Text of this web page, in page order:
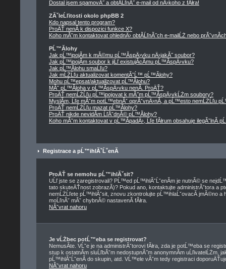
Dostal jsem spamovĂ˝ a obtĂ­ĹľnĂ˝ e-mail od nÄ›koho z fĂłra!
ZĂˇleĹľitosti okolo phpBB 2
Kdo napsal tento program?
ProÄŤ nenĂ­ k dispozici funkce X?
Koho mĂˇm kontaktovat ohlednÄ› obtĂ­ĹľnĂ˝ch e-mailĹŻ nebo
PĹ™Ă­lohy
Jak pĹ™ipojĂ­m k mĂ©mu pĹ™Ă­spÄ›vku nÄ›jakĂ˝ soubor?
Jak pĹ™ipojĂ­m soubor k jiĹľ existujĂ­cĂ­mu pĹ™Ă­spÄ›vku?
Jak pĹ™Ă­lohu smaĹľu?
Jak mĹŻĹľu aktualizovat komentĂˇĹ™ pĹ™Ă­lohy?
Mohu pĹ™epsat/aktualizovat pĹ™Ă­lohu?
MĂˇ pĹ™Ă­loha v pĹ™Ă­spÄ›vku nenĂ­. ProÄŤ?
ProÄŤ nemĹŻĹľu pĹ™ipojovat k mĂ˝m pĹ™Ă­spÄ›vkĹŻm soubory?
MyslĂ­m, Ĺľe mĂˇm potĹ™ebnĂˇ oprĂˇvnÄ›nĂ­, a pĹ™esto nemĹŻĹľu
ProÄŤ nemĹŻĹľu mazat pĹ™Ă­lohy?
ProÄŤ nikde nevidĂ­m ĹľĂˇdnĂ© pĹ™Ă­lohy?
Koho mĂˇm kontaktovat v pĹ™Ă­padÄ›, Ĺľe fĂłrum obsahuje ilegĂˇlnĂ­
Registrace a pĹ™ihlĂˇĹˇenĂ­
ProÄŤ se nemohu pĹ™ihlĂˇsit?
UĹľ jste se zaregistrovali? PĹ™ed pĹ™ihlĂˇĹˇenĂ­m je nutnĂ© se
tato skuteÄŤnost zobrazĂ­)? Pokud ano, kontaktujte administrĂˇtora a
nemĹŻĹľete pĹ™ihlĂˇsit, znovu zkontrolujte pĹ™ihlaĹˇovacĂ­ jmĂ©no a
moĹľnĂˇ mĂˇ chybnĂ© nastavenĂ­ fĂłra.
NĂˇvrat nahoru
Je vĹŻbec potĹ™eba se registrovat?
NemusĂ­te. VĹˇe je na administrĂˇtorovi fĂłra, zda je potĹ™eba se
stup k ostatnĂ­m sluĹľbĂˇm nedostupnĂ˝m anonymnĂ­m uĹľivatelĹŻm,
pĹ™ihlĂˇĹˇenĂ­ do skupin, atd. VĹ™ele vĂˇm tedy registraci
NĂˇvrat nahoru